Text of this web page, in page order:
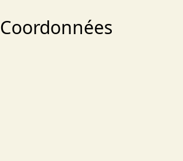
Coordonnées